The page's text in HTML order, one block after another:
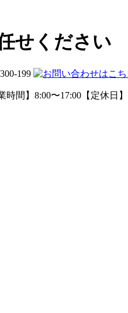
せください
199
時間】8:00〜17:00【定休